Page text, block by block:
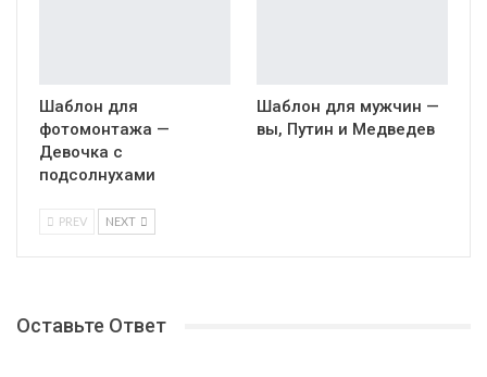
Шаблон для
фотомонтажа —
Девочка с
подсолнухами
Шаблон для мужчин —
вы, Путин и Медведев
PREV NEXT
Оставьте Ответ